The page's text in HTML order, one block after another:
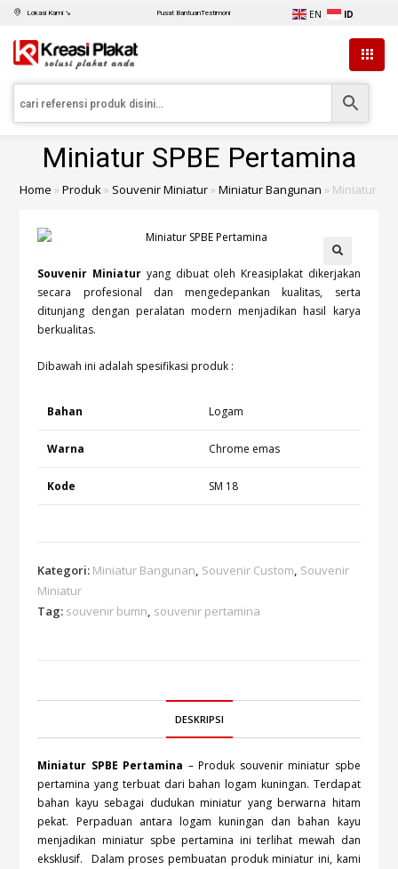
Lokasi Kami ↘ Pusat BantuanTestimoni EN ID
Miniatur SPBE Pertamina
Home »Produk» Souvenir Miniatur»Miniatur Bangunan » Miniatur
Souvenir Miniatur yang dibuat oleh Kreasiplakat dikerjakan
secara profesional dan mengedepankan kualitas, serta
ditunjang dengan peralatan modern menjadikan hasil karya
berkualitas.
Dibawah ini adalah spesifikasi produk :
Bahan Logam
Warna Chrome emas
Kode SM 18
Kategori: Miniatur Bangunan, Souvenir Custom, Souvenir
Miniatur
Tag: souvenir bumn, souvenir pertamina
DESKRIPSI
Miniatur SPBE Pertamina – Produk souvenir miniatur spbe
pertamina yang terbuat dari bahan logam kuningan. Terdapat
bahan kayu sebagai dudukan miniatur yang berwarna hitam
pekat. Perpaduan antara logam kuningan dan bahan kayu
menjadikan miniatur spbe pertamina ini terlihat mewah dan
eksklusif. Dalam proses pembuatan produk miniatur ini, kami